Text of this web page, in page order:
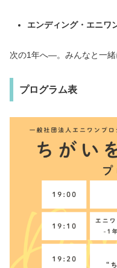
エンディング・エニワ
次の1年へ―。みんなと一緒
プログラム表